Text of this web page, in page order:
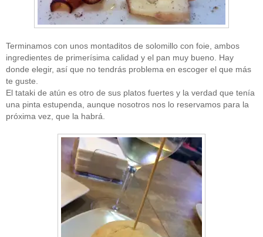
Terminamos con unos montaditos de solomillo con foie, ambos
ingredientes de primerísima calidad y el pan muy bueno. Hay
donde elegir, así que no tendrás problema en escoger el que más
te guste.
El tataki de atún es otro de sus platos fuertes y la verdad que tenía
una pinta estupenda, aunque nosotros nos lo reservamos para la
próxima vez, que la habrá.